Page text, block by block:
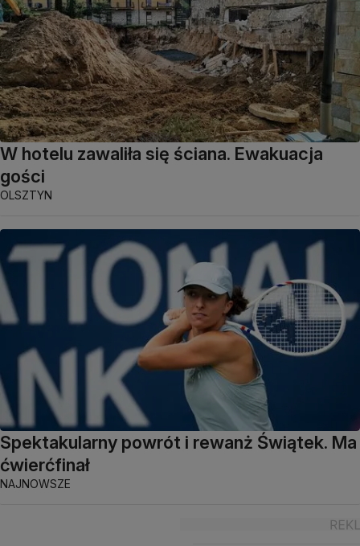
W hotelu zawaliła się ściana. Ewakuacja
gości
OLSZTYN
Spektakularny powrót i rewanż Świątek. Ma
ćwierćfinał
NAJNOWSZE